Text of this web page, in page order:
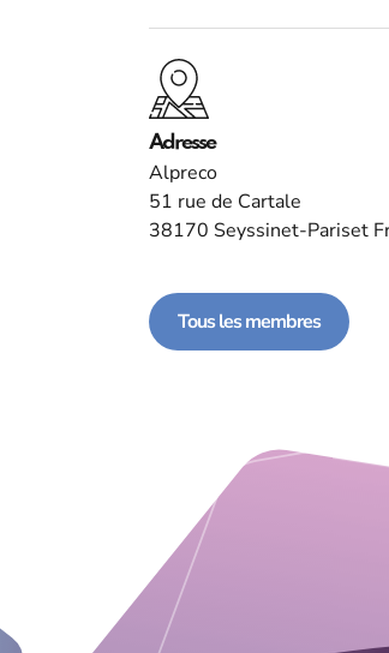
Adresse
Alpreco
51 rue de Cartale
38170 Seyssinet-Pariset
Tous les membres